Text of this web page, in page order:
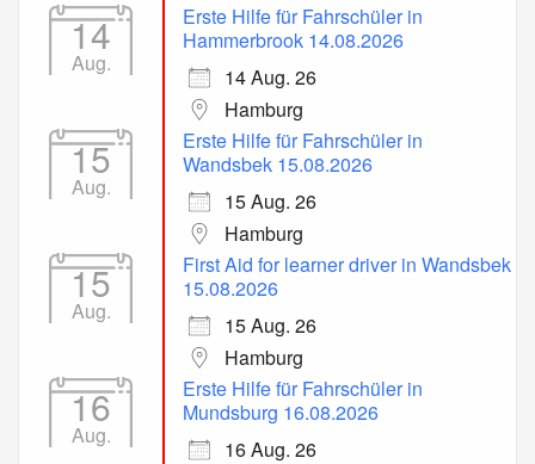
14
Aug.
Erste Hilfe für Fahrschüler in
Hammerbrook 14.08.2026
14 Aug. 26
Hamburg
15
Aug.
Erste Hilfe für Fahrschüler in
Wandsbek 15.08.2026
15 Aug. 26
Hamburg
15
Aug.
First Aid for learner driver in Wandsbek
15.08.2026
15 Aug. 26
Hamburg
16
Aug.
Erste Hilfe für Fahrschüler in
Mundsburg 16.08.2026
16 Aug. 26